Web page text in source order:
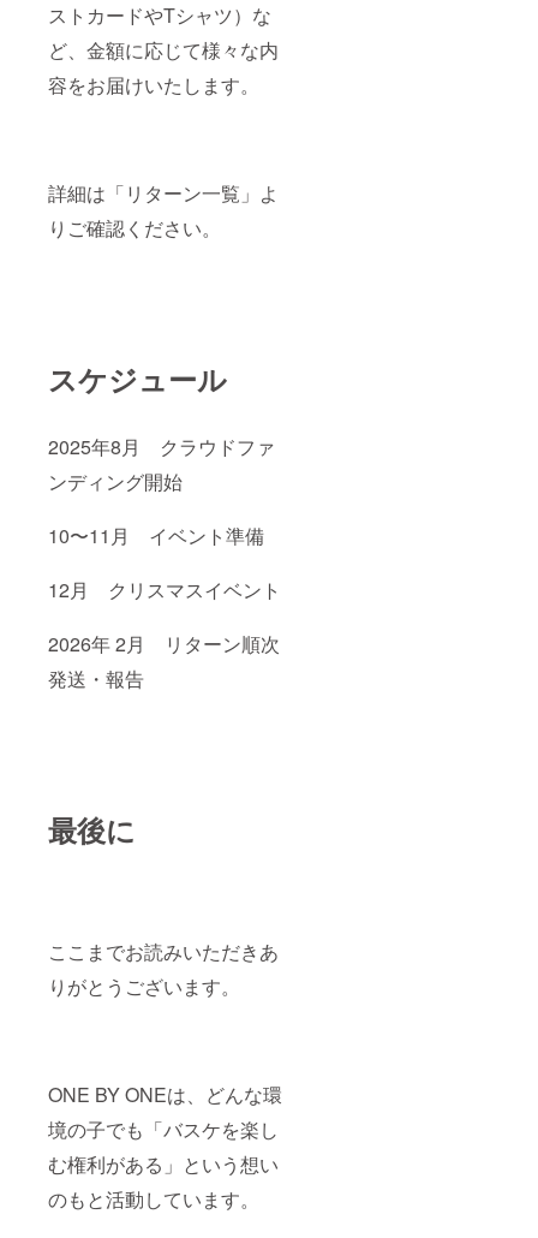
ストカードやTシャツ）な
ど、金額に応じて様々な内
容をお届けいたします。
詳細は「リターン一覧」よ
りご確認ください。
スケジュール
2025年8月 クラウドファ
ンディング開始
10〜11月 イベント準備
12月 クリスマスイベント
2026年 2月 リターン順次
発送・報告
最後に
ここまでお読みいただきあ
りがとうございます。
ONE BY ONEは、どんな環
境の子でも「バスケを楽し
む権利がある」という想い
のもと活動しています。